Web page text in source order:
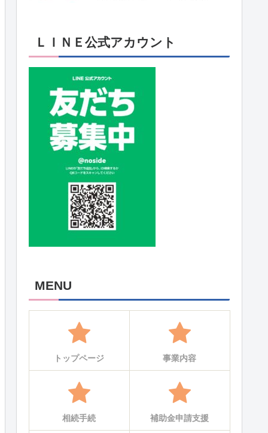
ＬＩＮＥ公式アカウント
MENU
トップページ 事業内容
相続手続 補助金申請支援